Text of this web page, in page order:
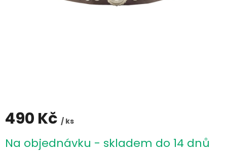
490 Kč / ks
cena:
Na objednávku - skladem do 14 dnů